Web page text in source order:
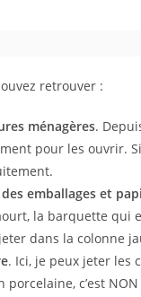
retrouver :
ménagères.
pour les ouvrir.
emballages et
la barquette qui
dans la colonne
. Ici, je peux jeter les
porcelaine, c’est